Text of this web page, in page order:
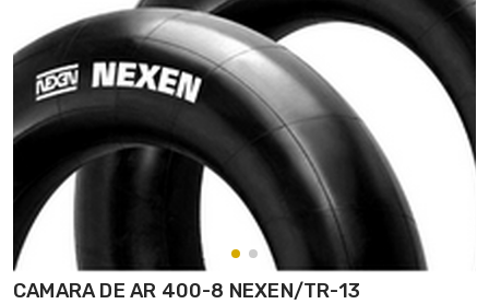
CAMARA DE AR 400-8 NEXEN/TR-13